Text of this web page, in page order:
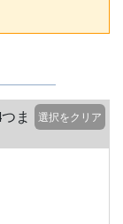
ま
選択をクリア